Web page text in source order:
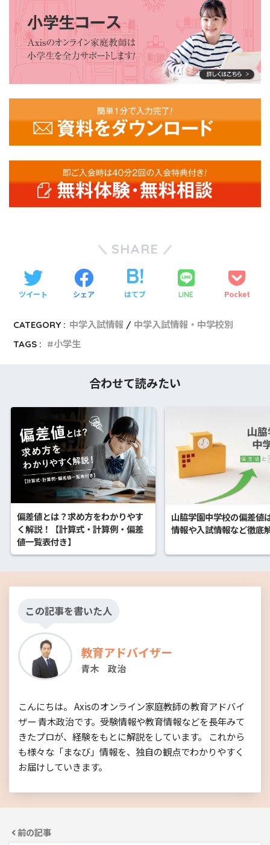
SHARE
ツイート シェア はてブ LINE Pocket
CATEGORY : 中学入試情報
中学入試情報・中学校別
TAGS :
小学生
合わせて読みたい
偏差値とは？求め方をわかりやす
く解説！【計算式・計算例・偏差
値一覧表付き】
山脇学園中学校の偏差値
情報や入試情報など徹底
この記事を書いた人
教育アドバイザー
青木 政治
こんにちは。 Axisのオンライン家庭教師の教育アドバイ
ザー 青木政治です。受験情報や教育情報などを長年みて
きたプロが、経験をもとに解説をしています。 これから
も様々な「まなび」情報を、独自の観点でわかりやすく
お届けしていきます。
前の記事